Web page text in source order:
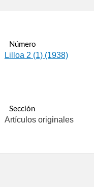
Número
Lilloa 2 (1) (1938)
Sección
Artículos originales